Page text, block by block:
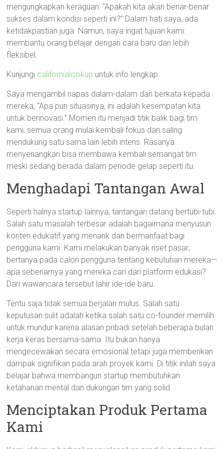
mengungkapkan keraguan: “Apakah kita akan benar-benar
sukses dalam kondisi seperti ini?” Dalam hati saya, ada
ketidakpastian juga. Namun, saya ingat tujuan kami:
membantu orang belajar dengan cara baru dan lebih
fleksibel.
Kunjungi californialookup untuk info lengkap.
Saya mengambil napas dalam-dalam dan berkata kepada
mereka, “Apa pun situasinya, ini adalah kesempatan kita
untuk berinovasi.” Momen itu menjadi titik balik bagi tim
kami; semua orang mulai kembali fokus dan saling
mendukung satu sama lain lebih intens. Rasanya
menyenangkan bisa membawa kembali semangat tim
meski sedang berada dalam periode gelap seperti itu.
Menghadapi Tantangan Awal
Seperti halnya startup lainnya, tantangan datang bertubi-tubi.
Salah satu masalah terbesar adalah bagaimana menyusun
konten edukatif yang menarik dan bermanfaat bagi
pengguna kami. Kami melakukan banyak riset pasar;
bertanya pada calon pengguna tentang kebutuhan mereka—
apa sebenarnya yang mereka cari dari platform edukasi?
Dari wawancara tersebut lahir ide-ide baru.
Tentu saja tidak semua berjalan mulus. Salah satu
keputusan sulit adalah ketika salah satu co-founder memilih
untuk mundur karena alasan pribadi setelah beberapa bulan
kerja keras bersama-sama. Itu bukan hanya
mengecewakan secara emosional tetapi juga memberikan
dampak signifikan pada arah proyek kami. Di titik inilah saya
belajar bahwa membangun startup membutuhkan
ketahanan mental dan dukungan tim yang solid.
Menciptakan Produk Pertama
Kami